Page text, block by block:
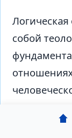
собой
доктрину
духовного